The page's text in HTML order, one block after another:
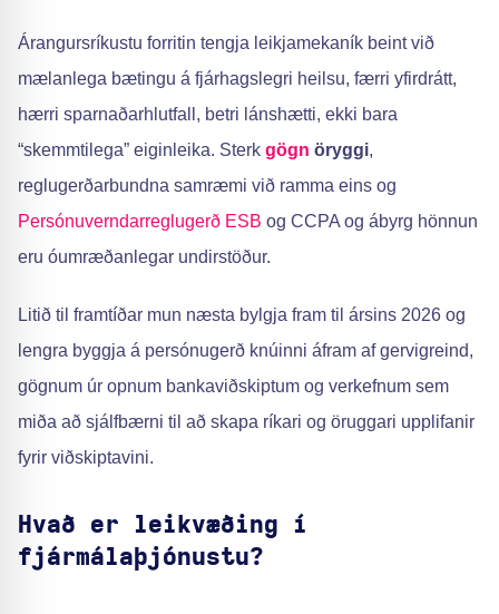
Árangursríkustu forritin tengja leikjamekaník beint við
mælanlega bætingu á fjárhagslegri heilsu, færri yfirdrátt,
hærri sparnaðarhlutfall, betri lánshætti, ekki bara
“skemmtilega” eiginleika. Sterk gögn öryggi,
reglugerðarbundna samræmi við ramma eins og
Persónuverndarreglugerð ESB og CCPA og ábyrg hönnun
eru óumræðanlegar undirstöður.
Litið til framtíðar mun næsta bylgja fram til ársins 2026 og
lengra byggja á persónugerð knúinni áfram af gervigreind,
gögnum úr opnum bankaviðskiptum og verkefnum sem
miða að sjálfbærni til að skapa ríkari og öruggari upplifanir
fyrir viðskiptavini.
Hvað er leikvæðing í
fjármálaþjónustu?